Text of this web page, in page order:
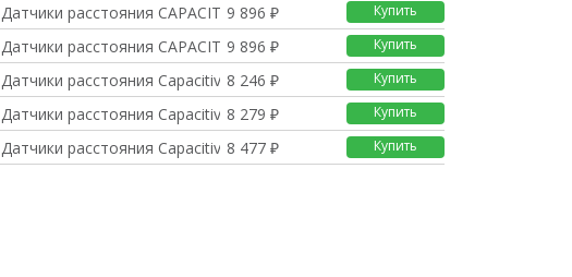
Датчики расстояния CAPACITIVE9 896 ₽ Купить
Датчики расстояния CAPACITIVE9 896 ₽ Купить
Датчики расстояния Capacitive8 246 ₽ Купить
Датчики расстояния Capacitive8 279 ₽ Купить
Датчики расстояния Capacitive8 477 ₽ Купить